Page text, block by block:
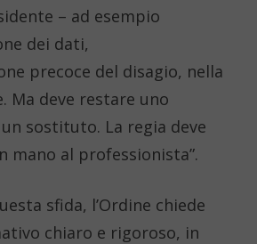
– ad esempio
dei dati,
precoce del disagio, nella
Ma deve restare uno
sostituto. La regia deve
mano al professionista”.
sfida, l’Ordine chiede
chiaro e rigoroso, in